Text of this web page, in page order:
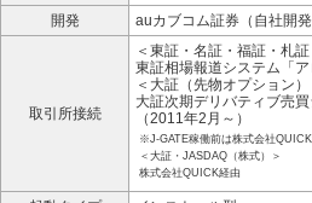
開発
auカブコム証券（自社開発
取引所接続
＜東証・名証・福証・札
東証相場報道システム「
＜大証（先物オプション）
大証次期デリバティブ売
（2011年2月～）
※J-GATE稼働前は株式会社
＜大証・JASDAQ（株式）＞
株式会社QUICK経由